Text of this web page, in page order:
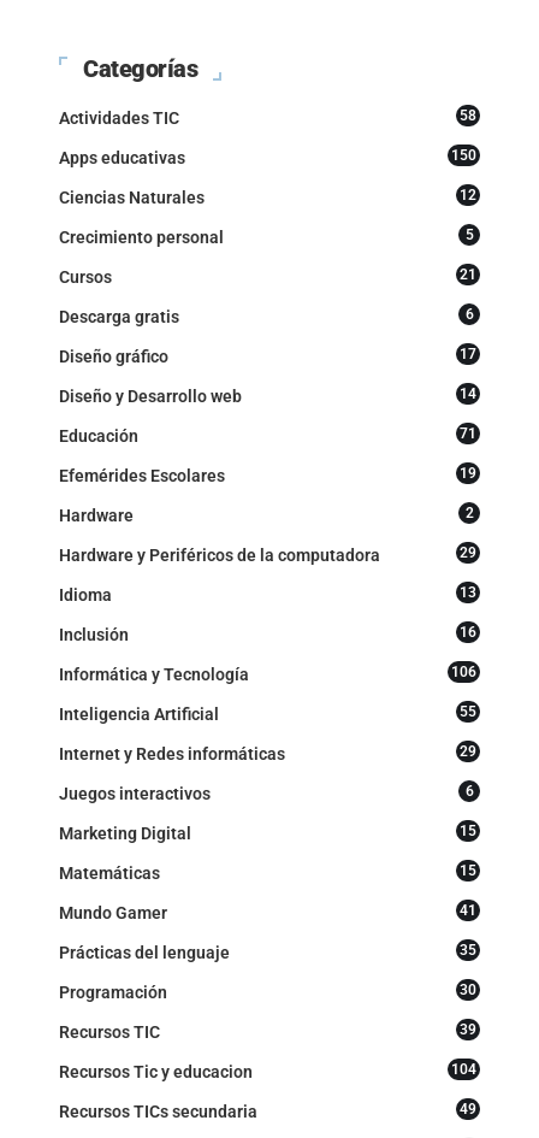
Categorías
Actividades TIC 58
Apps educativas 150
Ciencias Naturales 12
Crecimiento personal 5
Cursos 21
Descarga gratis 6
Diseño gráfico 17
Diseño y Desarrollo web 14
Educación 71
Efemérides Escolares 19
Hardware 2
Hardware y Periféricos de la computadora 29
Idioma 13
Inclusión 16
Informática y Tecnología 106
Inteligencia Artificial 55
Internet y Redes informáticas 29
Juegos interactivos 6
Marketing Digital 15
Matemáticas 15
Mundo Gamer 41
Prácticas del lenguaje 35
Programación 30
Recursos TIC 39
Recursos Tic y educacion 104
Recursos TICs secundaria 49